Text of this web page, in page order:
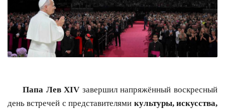
Папа Лев XIV завершил напряжённый воскресный
день встречей с представителями культуры, искусства,